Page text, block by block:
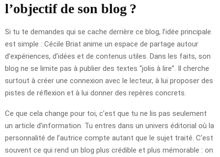
l’objectif de son blog ?
Si tu te demandes qui se cache derrière ce blog, l’idée principale
est simple : Cécile Briat anime un espace de partage autour
d’expériences, d’idées et de contenus utiles. Dans les faits, son
blog ne se limite pas à publier des textes “jolis à lire”. Il cherche
surtout à créer une connexion avec le lecteur, à lui proposer des
pistes de réflexion et à lui donner des repères concrets.
Ce que cela change pour toi, c’est que tu ne lis pas seulement
un article d’information. Tu entres dans un univers éditorial où la
personnalité de l’autrice compte autant que le sujet traité. C’est
souvent ce qui rend un blog plus crédible et plus mémorable : on